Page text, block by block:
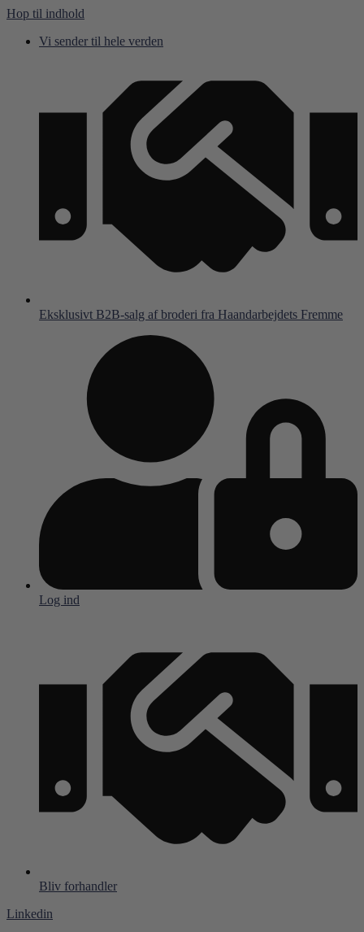
Hop til indhold
Vi sender til hele verden
Eksklusivt B2B-salg af broderi fra Haandarbejdets Fremme
Log ind
Bliv forhandler
Linkedin